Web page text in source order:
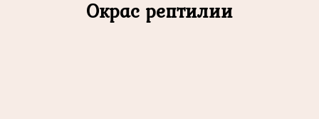
Окрас рептилии